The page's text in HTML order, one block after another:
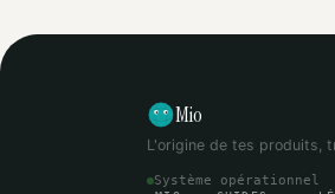
Mio
L'origine de tes produits,
Système opérationnel